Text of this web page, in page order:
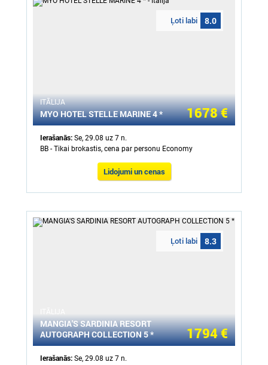
Ļoti labi 8.0
ITĀLIJA
MYO HOTEL STELLE MARINE 4 * 1678 €
Ierašanās: Se, 29.08 uz 7 n.
BB - Tikai brokastis, cena par personu Economy
Lidojumi un cenas
Ļoti labi 8.3
MANGIA'S SARDINIA RESORT
AUTOGRAPH COLLECTION 5 *
1794 €
Ierašanās: Se, 29.08 uz 7 n.